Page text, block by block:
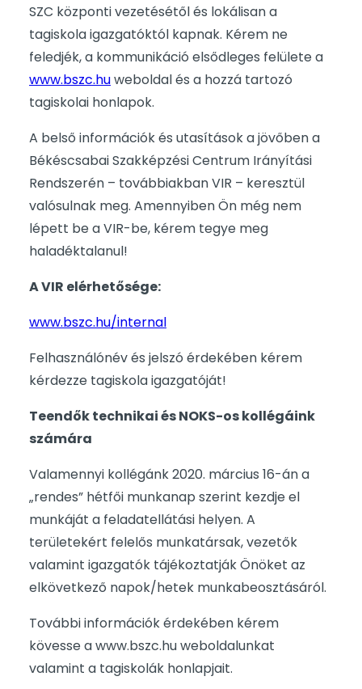
SZC központi vezetésétől és lokálisan a
tagiskola igazgatóktól kapnak. Kérem ne
feledjék, a kommunikáció elsődleges felülete a
www.bszc.huweboldal és a hozzá tartozó
tagiskolai honlapok.
A belső információk és utasítások a jövőben a
Békéscsabai Szakképzési Centrum Irányítási
Rendszerén – továbbiakban VIR – keresztül
valósulnak meg. Amennyiben Ön még nem
lépett be a VIR-be, kérem tegye meg
haladéktalanul!
A VIR elérhetősége:
www.bszc.hu/internal
Felhasználónév és jelszó érdekében kérem
kérdezze tagiskola igazgatóját!
Teendők technikai és NOKS-os kollégáink
számára
Valamennyi kollégánk 2020. március 16-án a
„rendes” hétfői munkanap szerint kezdje el
munkáját a feladatellátási helyen. A
területekért felelős munkatársak, vezetők
valamint igazgatók tájékoztatják Önöket az
elkövetkező napok/hetek munkabeosztásáról.
További információk érdekében kérem
kövesse a www.bszc.hu weboldalunkat
valamint a tagiskolák honlapjait.